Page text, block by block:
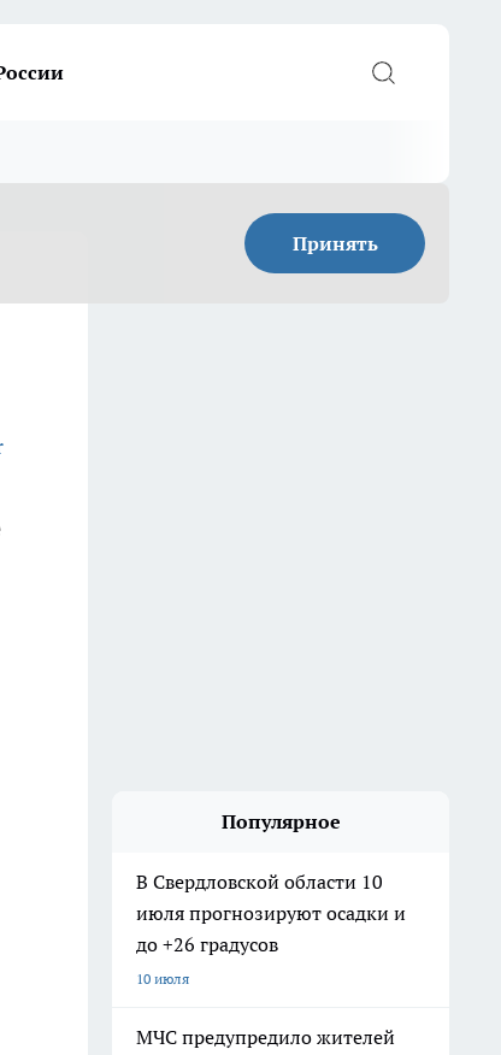
Принять
Популярное
В Свердловской области 10
июля прогнозируют осадки и
до +26 градусов
10 июля
МЧС предупредило жителей